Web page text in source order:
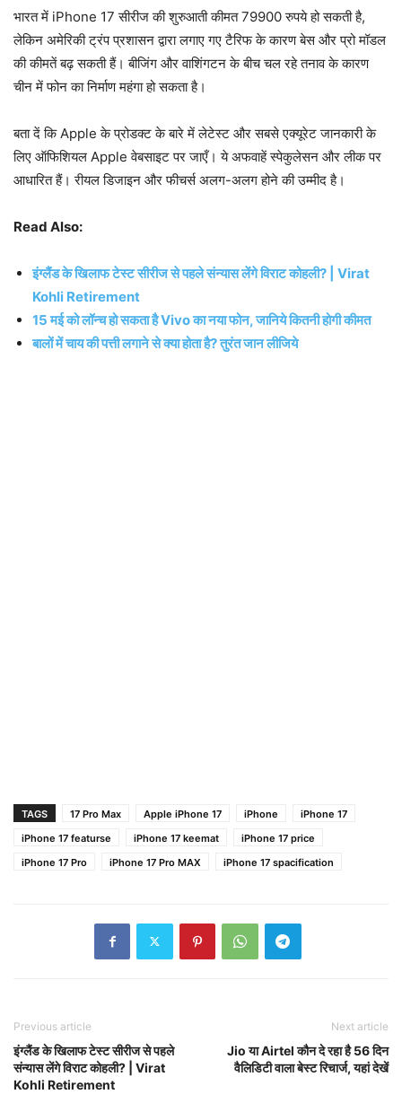
भारत में iPhone 17 सीरीज की शुरुआती कीमत 79900 रुपये हो सकती है,
लेकिन अमेरिकी ट्रंप प्रशासन द्वारा लगाए गए टैरिफ के कारण बेस और प्रो मॉडल
की कीमतें बढ़ सकती हैं। बीजिंग और वाशिंगटन के बीच चल रहे तनाव के कारण
चीन में फोन का निर्माण महंगा हो सकता है।
बता दें कि Apple के प्रोडक्ट के बारे में लेटेस्ट और सबसे एक्यूरेट जानकारी के
लिए ऑफिशियल Apple वेबसाइट पर जाएँ। ये अफवाहें स्पेकुलेसन और लीक पर
आधारित हैं। रीयल डिजाइन और फीचर्स अलग-अलग होने की उम्मीद है।
Read Also:
इंग्लैंड के खिलाफ टेस्ट सीरीज से पहले संन्यास लेंगे विराट कोहली? | Virat
Kohli Retirement
15 मई को लॉन्च हो सकता है Vivo का नया फोन, जानिये कितनी होगी कीमत
बालों में चाय की पत्ती लगाने से क्या होता है? तुरंत जान लीजिये
TAGS 17 Pro Max Apple iPhone 17 iPhone
iPhone 17
iPhone 17 featurse
iPhone 17 keemat
iPhone 17 price
iPhone 17 Pro
iPhone 17 Pro MAX iPhone 17 spacification
Previous article
इंग्लैंड के खिलाफ टेस्ट सीरीज से पहले
संन्यास लेंगे विराट कोहली? | Virat
Kohli Retirement
Next article
Jio या Airtel कौन दे रहा है 56 दिन
वैलिडिटी वाला बेस्ट रिचार्ज, यहां देखें